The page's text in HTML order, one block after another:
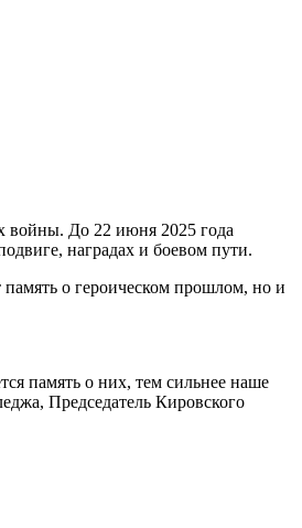
войны. До 22 июня 2025 года
наградах и боевом пути.
о героическом прошлом, но и
память о них, тем сильнее наше
Председатель Кировского